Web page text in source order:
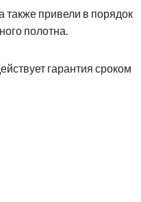
также привели в порядок
полотна.
гарантия сроком